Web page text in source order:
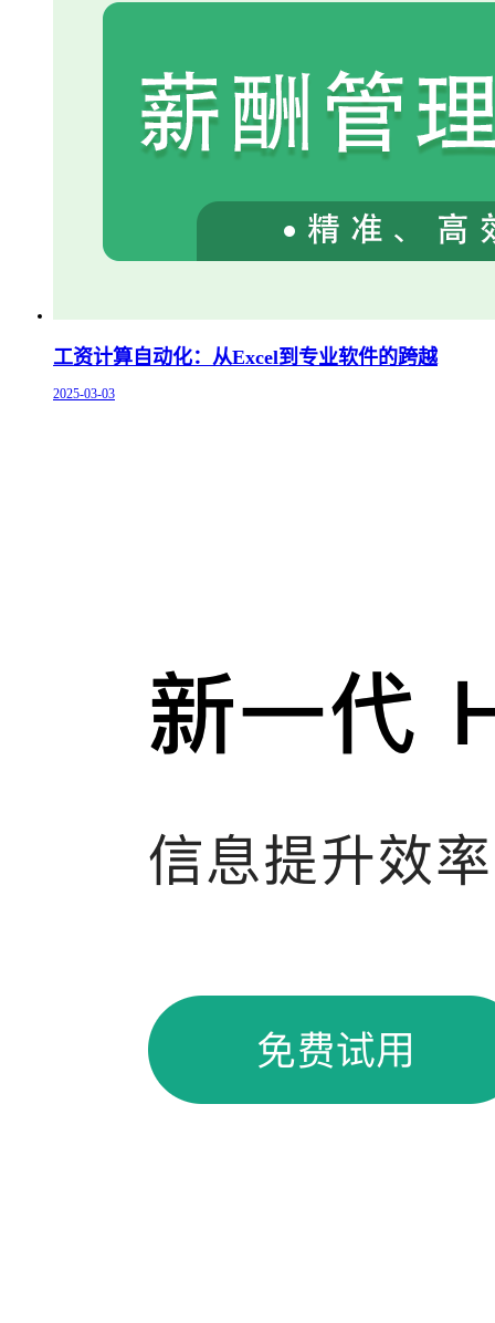
工资计算自动化：从Excel到专业软件的跨越
2025-03-03